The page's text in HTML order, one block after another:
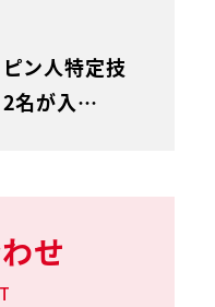
ン人特定技
2名が入…
せ